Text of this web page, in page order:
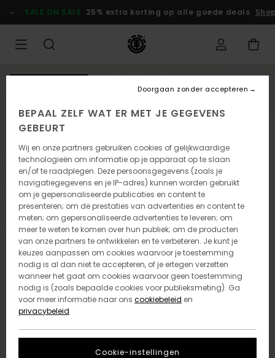
naar
Productinformatie
SALE ON SALE 25% extra korting op alle goede deals
BEPAAL ZELF WAT ER MET JE GEGEVENS
GEBEURT
Wij en onze partners gebruiken cookies of gelijkwaardige
technologieën om informatie op je apparaat op te slaan
en/of te raadplegen. Deze persoonsgegevens (zoals je
navigatiegegevens en je IP-adres) kunnen worden gebruikt
om je gepersonaliseerde publicaties en content te
presenteren; om de prestaties van advertenties en content te
meten; om gepersonaliseerde advertenties te leveren; om
meer te weten te komen over hun publiek; om de producten
van onze partners te ontwikkelen en te verbeteren. Je kunt je
keuzes aanpassen om cookies waarvoor je toestemming
nodig is al dan niet te accepteren, of je ertegen verzetten
wanneer het gaat om cookies waarvoor geen toestemming
nodig is (zoals bepaalde cookies voor publieksmeting). Ga
voor meer informatie naar ons cookiebeleid en
privacybeleid
Cookie-instellingen
Doorgaan zonder accepteren